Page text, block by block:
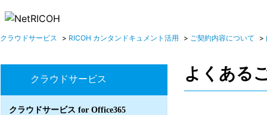
クラウドサービス > RICOH カンタンドキュメント活用 > ご契約内容について >
クラウドサービス
クラウドサービス for Office365
よくある